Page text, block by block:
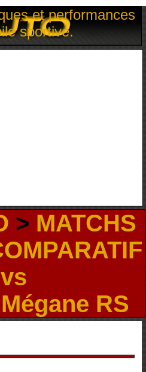
et performances
sportive.
> MATCHS
RS